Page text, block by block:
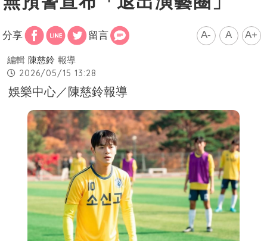
分享 留言 A- A A+
編輯 陳慈鈴 報導
2026/05/15 13:28
娛樂中心／陳慈鈴報導